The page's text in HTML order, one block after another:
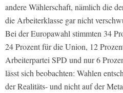
andere Wählerschaft, nämlich die
die Arbeiterklasse gar nicht
Bei der Europawahl stimmten 34
24 Prozent für die Union, 12
Arbeiterpartei SPD und nur 6
lässt sich beobachten: Wahlen
der Realitäts- und nicht auf der